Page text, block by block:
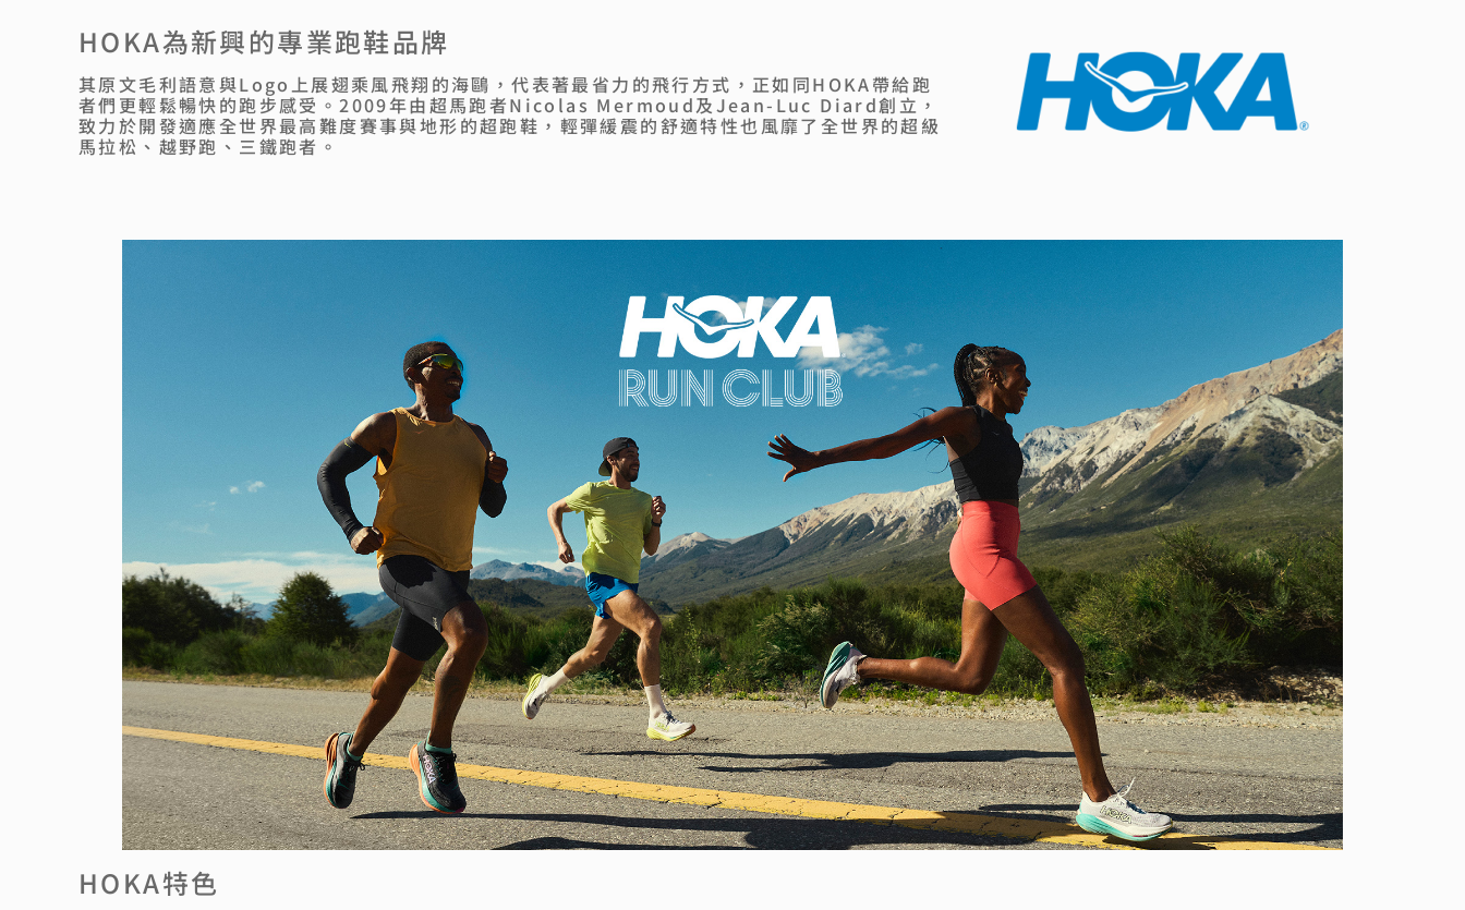
HOKA為新興的專業跑鞋品牌
其原文毛利語意與Logo上展翅乘風飛翔的海鷗，代表著最省力的飛行方式，正如同HOKA帶給跑
者們更輕鬆暢快的跑步感受。2009年由超馬跑者Nicolas Mermoud及Jean-Luc Diard創立，
致力於開發適應全世界最高難度賽事與地形的超跑鞋，輕彈緩震的舒適特性也風靡了全世界的超級
馬拉松、越野跑、三鐵跑者。
HOKA特色